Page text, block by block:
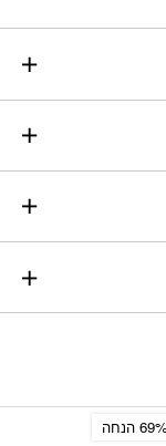
הנחה